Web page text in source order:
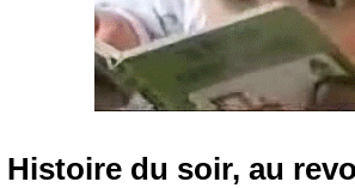
Histoire du soir, au